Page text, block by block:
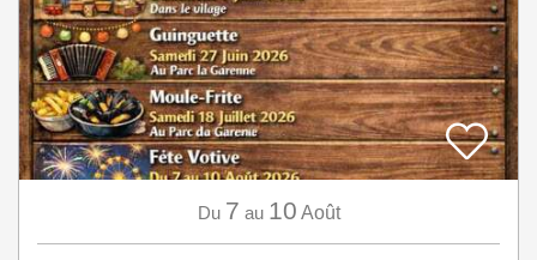
Du 7 au 10 Août